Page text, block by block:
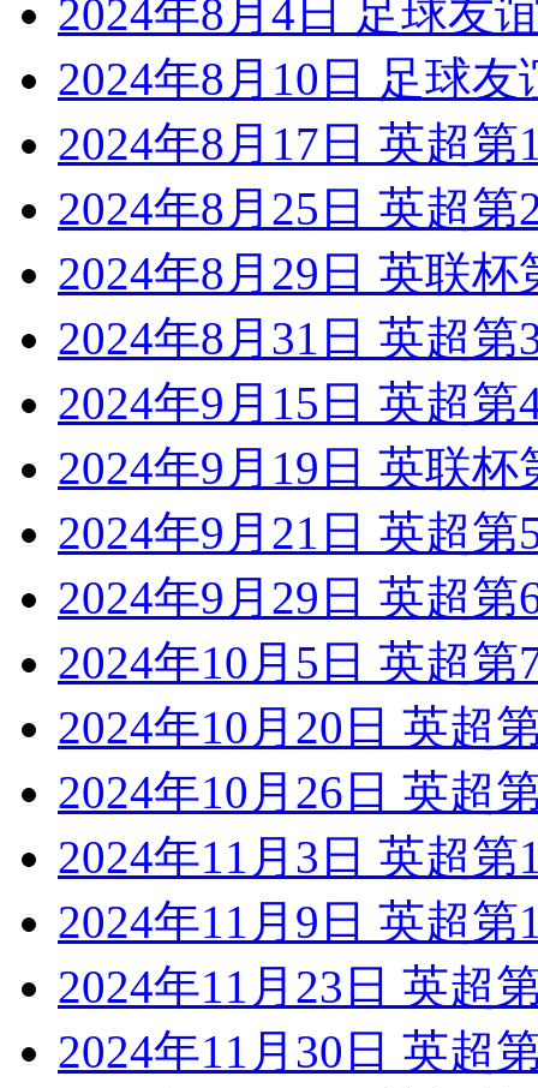
2024年8月4日 足球友
2024年8月10日 足球
2024年8月17日 英超
2024年8月25日 英超
2024年8月29日 英联
2024年8月31日 英超
2024年9月15日 英超
2024年9月19日 英联
2024年9月21日 英超
2024年9月29日 英超
2024年10月5日 英超
2024年10月20日 英超
2024年10月26日 英超
2024年11月3日 英超
2024年11月9日 英超
2024年11月23日 英超
2024年11月30日 英超